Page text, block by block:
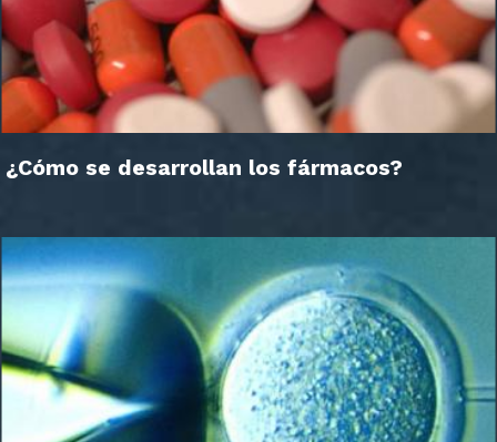
¿Cómo se desarrollan los fármacos?